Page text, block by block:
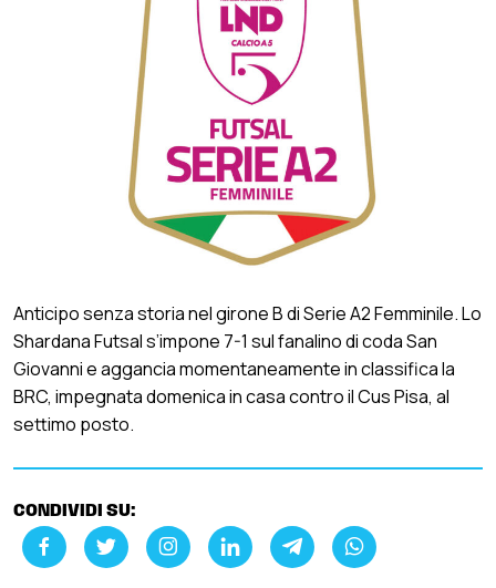
Anticipo senza storia nel girone B di Serie A2 Femminile. Lo
Shardana Futsal s’impone 7-1 sul fanalino di coda San
Giovanni e aggancia momentaneamente in classifica la
BRC, impegnata domenica in casa contro il Cus Pisa, al
settimo posto.
CONDIVIDI SU: